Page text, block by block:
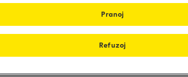
Karriera
Refuzoj
Pranoj